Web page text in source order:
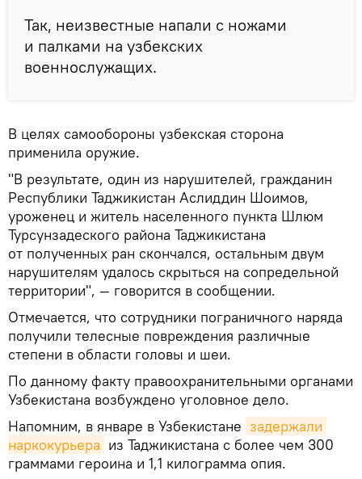
Так, неизвестные напали с ножами
и палками на узбекских
военнослужащих.
В целях самообороны узбекская сторона
применила оружие.
"В результате, один из нарушителей, гражданин
Республики Таджикистан Аслиддин Шоимов,
уроженец и житель населенного пункта Шлюм
Турсунзадеского района Таджикистана
от полученных ран скончался, остальным двум
нарушителям удалось скрыться на сопредельной
территории", — говорится в сообщении.
Отмечается, что сотрудники пограничного наряда
получили телесные повреждения различные
степени в области головы и шеи.
По данному факту правоохранительными органами
Узбекистана возбуждено уголовное дело.
Напомним, в январе в Узбекистане задержали
наркокурьера из Таджикистана с более чем 300
граммами героина и 1,1 килограмма опия.